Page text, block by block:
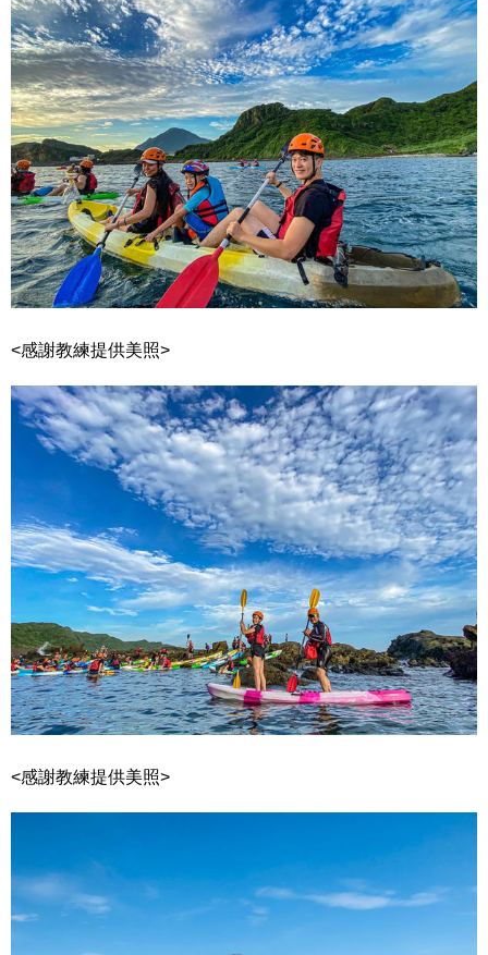
<感謝教練提供美照>
<感謝教練提供美照>